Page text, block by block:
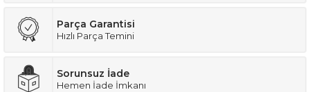
Parça Garantisi
Hızlı Parça Temini
Sorunsuz İade
Hemen İade İmkanı